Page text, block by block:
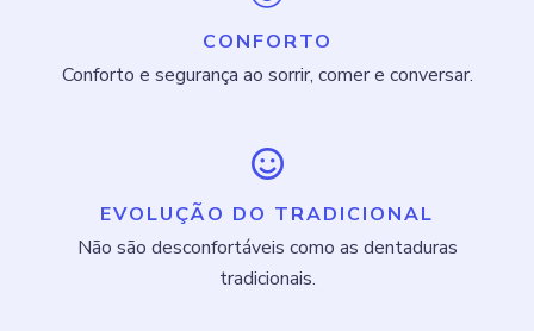
CONFORTO
Conforto e segurança ao sorrir, comer e conversar.
EVOLUÇÃO DO TRADICIONAL
Não são desconfortáveis como as dentaduras
tradicionais.